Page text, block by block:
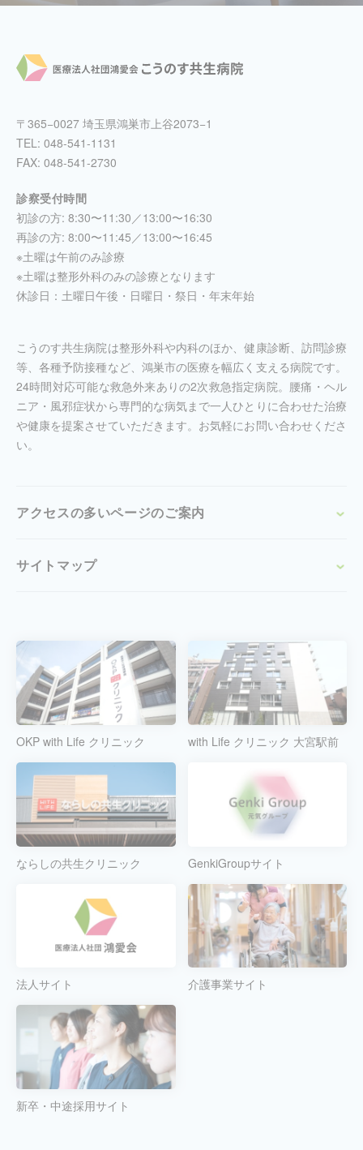
〒365−0027 埼玉県鴻巣市上谷2073−1
TEL: 048-541-1131
FAX: 048-541-2730
診察受付時間
初診の方: 8:30〜11:30／13:00〜16:30
再診の方: 8:00〜11:45／13:00〜16:45
※土曜は午前のみ診療
※土曜は整形外科のみの診療となります
休診日：土曜日午後・日曜日・祭日・年末年始
こうのす共生病院は整形外科や内科のほか、健康診断、訪問診療
等、各種予防接種など、鴻巣市の医療を幅広く支える病院です。
24時間対応可能な救急外来ありの2次救急指定病院。腰痛・ヘル
ニア・風邪症状から専門的な病気まで一人ひとりに合わせた治療
や健康を提案させていただきます。お気軽にお問い合わせくださ
い。
アクセスの多いページのご案内
サイトマップ
OKP with Life クリニック with Life クリニック 大宮駅前
ならしの共生クリニック GenkiGroupサイト
法人サイト 介護事業サイト
新卒・中途採用サイト